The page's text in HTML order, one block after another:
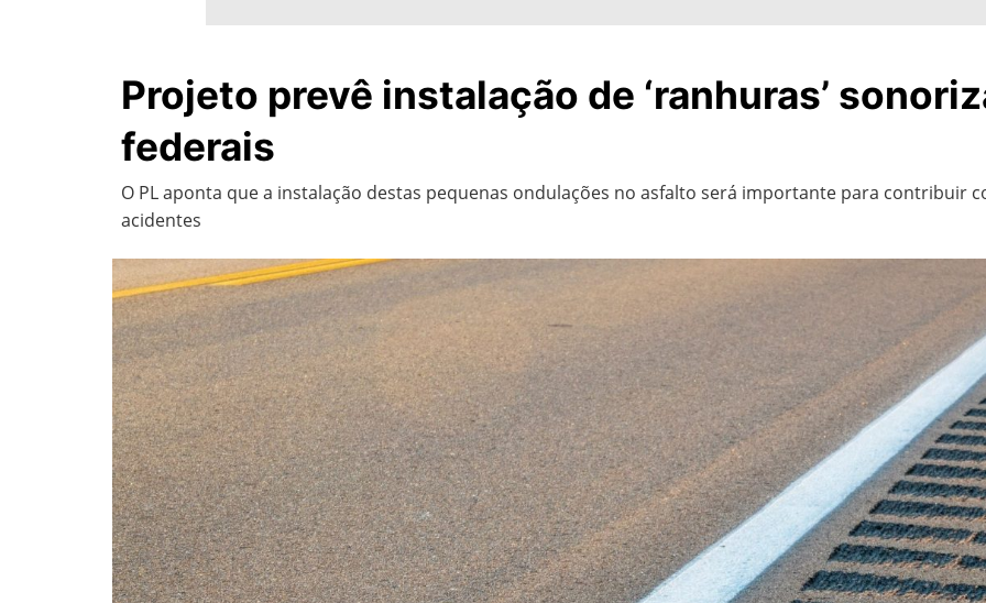
Projeto prevê instalação de ‘ranhuras’
federais
O PL aponta que a instalação destas pequenas ondulações no asfalto será importante para contribuir
acidentes